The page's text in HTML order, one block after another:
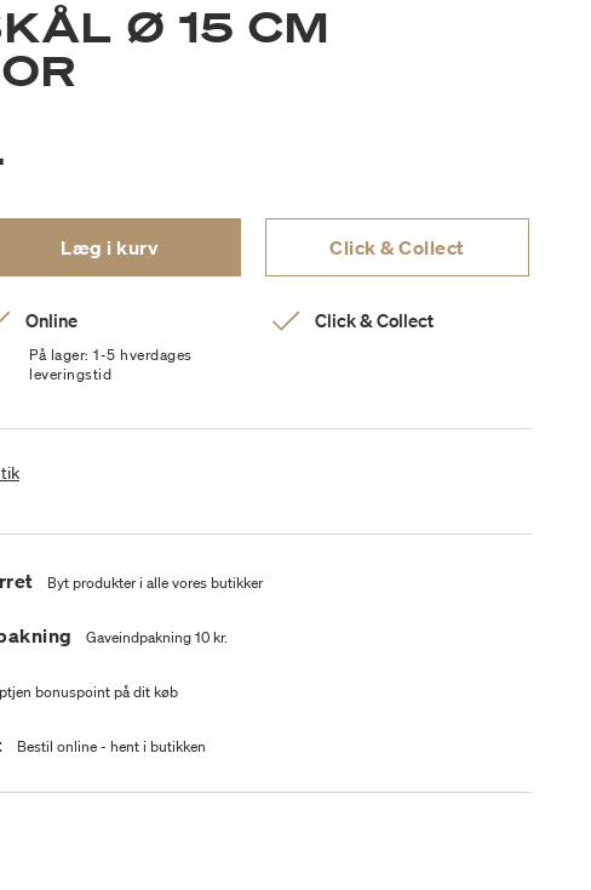
Ø 15 CM
Læg i kurv Click & Collect
Online
På lager: 1-5 hverdages
leveringstid
Click & Collect
Byt produkter i alle vores butikker
Gaveindpakning 10 kr.
bonuspoint på dit køb
Bestil online - hent i butikken